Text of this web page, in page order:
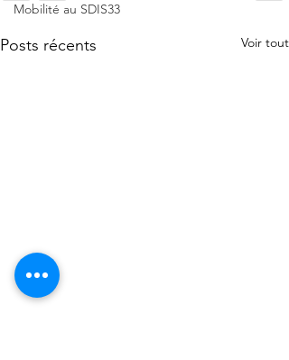
Mobilité au SDIS33
Posts récents Voir tout